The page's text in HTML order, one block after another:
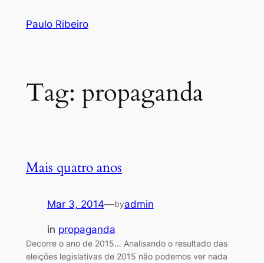
Paulo Ribeiro
Tag: propaganda
Mais quatro anos
Mar 3, 2014—byadmin
in propaganda
Decorre o ano de 2015… Analisando o resultado das
eleições legislativas de 2015 não podemos ver nada